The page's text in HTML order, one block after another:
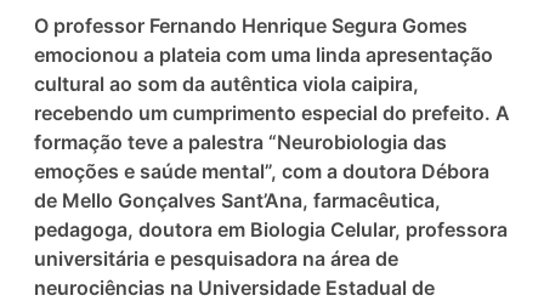
O professor Fernando Henrique Segura Gomes
emocionou a plateia com uma linda apresentação
cultural ao som da autêntica viola caipira,
recebendo um cumprimento especial do prefeito. A
formação teve a palestra “Neurobiologia das
emoções e saúde mental”, com a doutora Débora
de Mello Gonçalves Sant’Ana, farmacêutica,
pedagoga, doutora em Biologia Celular, professora
universitária e pesquisadora na área de
neurociências na Universidade Estadual de